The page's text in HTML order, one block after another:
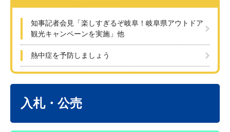
知事記者会見「楽しすぎるぞ岐阜！岐阜県アウトドア
観光キャンペーンを実施」他
熱中症を予防しましょう
入札・公売